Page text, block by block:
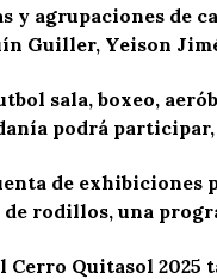
y agrupaciones
Guiller, Yeison
sala, boxeo,
podrá
de exhibiciones
rodillos, una
Cerro Quitasol